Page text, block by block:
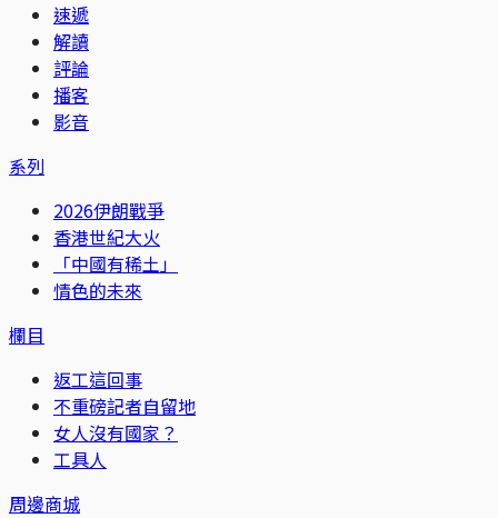
速遞
解讀
評論
播客
影音
系列
2026伊朗戰爭
香港世紀大火
「中國有稀土」
情色的未來
欄目
返工這回事
不重磅記者自留地
女人沒有國家？
工具人
周邊商城